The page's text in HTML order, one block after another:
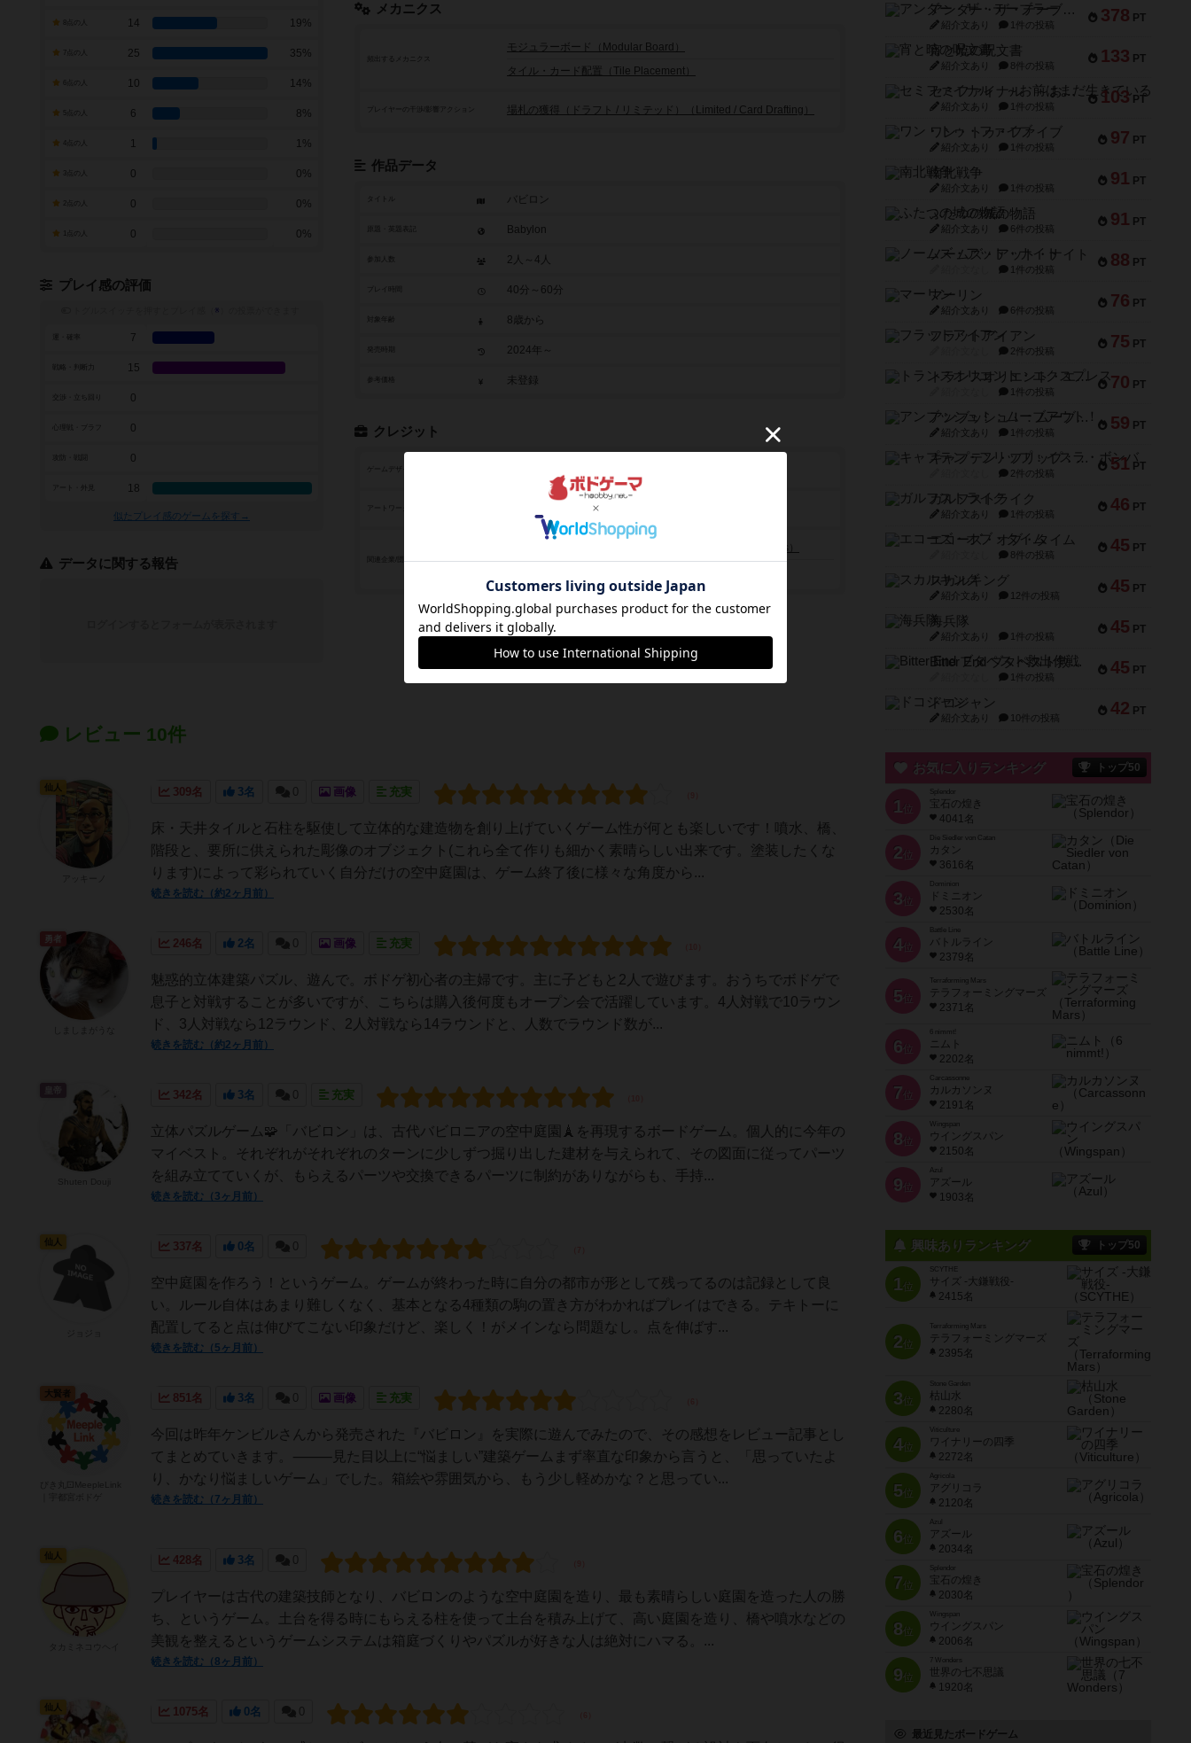
メカニクス
頻出するメカニクス
モジュラーボード（Modular Board）
タイル・カード配置（Tile Placement）
プレイヤーの干渉/影響アクション 場札の獲得（ドラフト / リミテッド）（Limited / Card Drafting）
作品データ
タイトル バビロン
Babylon
参加人数 2人～4人
40分～60分
8歳から
2024年～
参考価格 未登録
クレジット
ゲームデザイン
クリエイションスタジオ（The Creation Studio）
関連企業/団体
ギーク・アトリビュート・ゲームズ（Geek Attitude Games）
14 19%
7点の人 25 35%
10 14%
6 8%
1 1%
0 0%
0 0%
0 0%
プレイ感の評価
※
7
戦略・判断力 15
0
0
0
アート・外見 18
似たプレイ感のゲームを探す→
データに関する報告
レビュー 10件
309名 3名 0 画像 充実
床・天井タイルと石柱を駆使して立体的な建造物を創り上げていくゲーム性が何とも楽しいです！噴水、橋、
階段と、要所に供えられた彫像のオブジェクト(これら全て作りも細かく素晴らしい出来です。塗装したくな
ります)によって彩られていく自分だけの空中庭園は、ゲーム終了後に様々な角度から...
続きを読む（約2ヶ月前）
仙人
246名 2名 0 画像 充実
魅惑的立体建築パズル、遊んで。ボドゲ初心者の主婦です。主に子どもと2人で遊びます。おうちでボドゲで
息子と対戦することが多いですが、こちらは購入後何度もオープン会で活躍しています。4人対戦で10ラウン
ド、3人対戦なら12ラウンド、2人対戦なら14ラウンドと、人数でラウンド数が...
続きを読む（約2ヶ月前）
勇者
342名 3名 0 充実
立体パズルゲーム🧩「バビロン」は、古代バビロニアの空中庭園🗼を再現するボードゲーム。個人的に今年の
マイベスト。それぞれがそれぞれのターンに少しずつ掘り出した建材を与えられて、その図面に従ってパーツ
を組み立てていくが、もらえるパーツや交換できるパーツに制約がありながらも、手持...
続きを読む（3ヶ月前）
皇帝
337名 0名 0
空中庭園を作ろう！というゲーム。ゲームが終わった時に自分の都市が形として残ってるのは記録として良
い。ルール自体はあまり難しくなく、基本となる4種類の駒の置き方がわかればプレイはできる。テキトーに
配置してると点は伸びてこない印象だけど、楽しく！がメインなら問題なし。点を伸ばす...
続きを読む（5ヶ月前）
仙人
851名 3名 0 画像 充実
今回は昨年ケンビルさんから発売された『バビロン』を実際に遊んでみたので、その感想をレビュー記事とし
てまとめていきます。⸻見た目以上に“悩ましい”建築ゲームまず率直な印象から言うと、「思っていたよ
り、かなり悩ましいゲーム」でした。箱絵や雰囲気から、もう少し軽めかな？と思ってい...
続きを読む（7ヶ月前）
大賢者
428名 3名 0
プレイヤーは古代の建築技師となり、バビロンのような空中庭園を造り、最も素晴らしい庭園を造った人の勝
ち、というゲーム。土台を得る時にもらえる柱を使って土台を積み上げて、高い庭園を造り、橋や噴水などの
美観を整えるというゲームシステムは箱庭づくりやパズルが好きな人は絶対にハマる。...
続きを読む（8ヶ月前）
仙人
1075名 0名 0
仙人
378 PT
アンダー・ザ・テーブラー
紹介文あり 1件の投稿
133 PT
宵と暁の呪文書
紹介文あり 8件の投稿
103 PT
セミファイナル ～お前はまだ生きている～
紹介文あり 1件の投稿
97 PT
ワン・トゥ・ファイブ
紹介文あり 1件の投稿
91 PT
南北戦争
紹介文あり 1件の投稿
91 PT
ふたつの城の物語
紹介文あり 6件の投稿
88 PT
ノームズ・アット・ナイト
1件の投稿
76 PT
マーリン
紹介文あり 6件の投稿
75 PT
フラットアイアン
2件の投稿
70 PT
トランスオリエント・エクスプレス
1件の投稿
59 PT
アンブッシュ！：ムーブアウト！
紹介文あり 1件の投稿
51 PT
キャプテン・フリップ：イスラ・ボンバ
2件の投稿
46 PT
ガルフストライク
紹介文あり 1件の投稿
45 PT
エコーズ・オブ・タイム
8件の投稿
45 PT
スカルキング
紹介文あり 12件の投稿
45 PT
海兵隊
紹介文あり 1件の投稿
45 PT
Bitter End ブタペスト救出作戦
1件の投稿
42 PT
ドコジャン
紹介文あり 10件の投稿
お気に入りランキング トップ50
1 位
宝石の煌き
4041名
2 位
Die Siedler von Catan
カタン
3616名
3 位
ドミニオン
2530名
4位
Battle Line
バトルライン
2379名
5 位
Terraforming Mars
テラフォーミングマーズ
2371名
6 位
ニムト
2202名
7 位
Carcassonne
カルカソンヌ
2191名
8 位
Wingspan
ウイングスパン
2150名
9 位
Azul
アズール
1903名
興味ありランキング トップ50
1位
SCYTHE
サイズ -大鎌戦役-
2415名
2位
Terraforming Mars
テラフォーミングマーズ
2395名
3位
Stone Garden
枯山水
2280名
4位
Viticulture
ワイナリーの四季
2272名
5位
Agricola
アグリコラ
2120名
6位
Azul
アズール
2034名
7位
宝石の煌き
2030名
8位
Wingspan
ウイングスパン
2006名
9位
7 Wonders
世界の七不思議
1920名
最近見たボードゲーム